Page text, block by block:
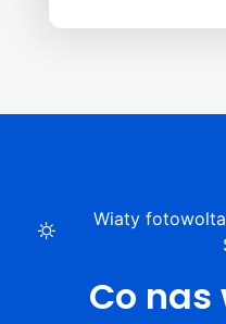
Wiaty
Co nas